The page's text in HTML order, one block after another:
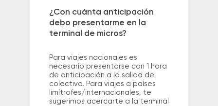
¿Con cuánta anticipación
debo presentarme en la
terminal de micros?
Para viajes nacionales es
necesario presentarse con 1 hora
de anticipación a la salida del
colectivo. Para viajes a países
limítrofes/internacionales, te
sugerimos acercarte a la terminal